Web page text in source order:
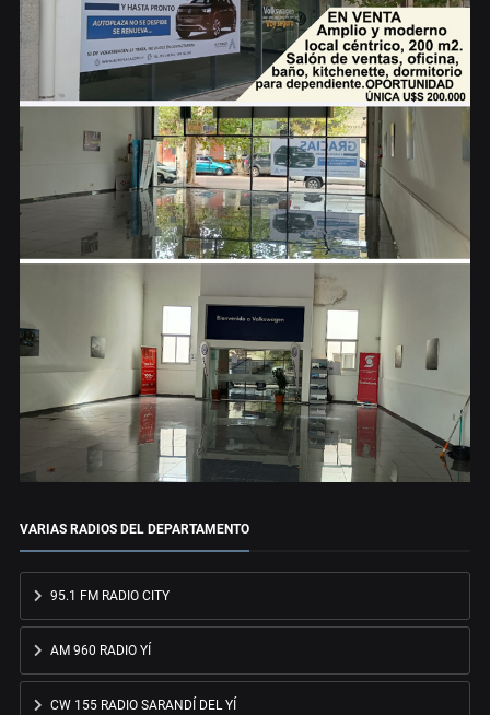
VARIAS RADIOS DEL DEPARTAMENTO
95.1 FM RADIO CITY
AM 960 RADIO YÍ
CW 155 RADIO SARANDÍ DEL YÍ